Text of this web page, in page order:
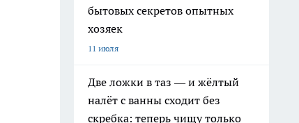
бытовых секретов опытных
хозяек
11 июля
Две ложки в таз — и жёлтый
налёт с ванны сходит без
скребка: теперь чищу только